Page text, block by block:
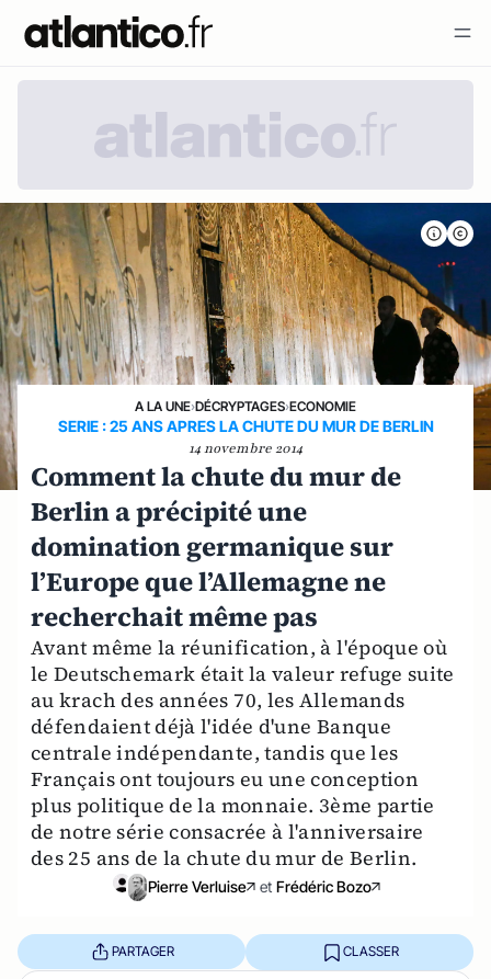
A LA UNE›DÉCRYPTAGES›ECONOMIE
SERIE : 25 ANS APRES LA CHUTE DU MUR DE BERLIN
14 novembre 2014
Comment la chute du mur de
Berlin a précipité une
domination germanique sur
l’Europe que l’Allemagne ne
recherchait même pas
Avant même la réunification, à l'époque où
le Deutschemark était la valeur refuge suite
au krach des années 70, les Allemands
défendaient déjà l'idée d'une Banque
centrale indépendante, tandis que les
Français ont toujours eu une conception
plus politique de la monnaie. 3ème partie
de notre série consacrée à l'anniversaire
des 25 ans de la chute du mur de Berlin.
Pierre Verluise et Frédéric Bozo
PARTAGER CLASSER